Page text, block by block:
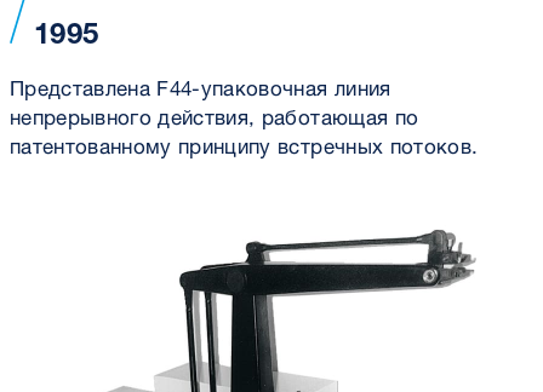
1995
Представлена F44-упаковочная линия
непрерывного действия, работающая по
патентованному принципу встречных потоков.